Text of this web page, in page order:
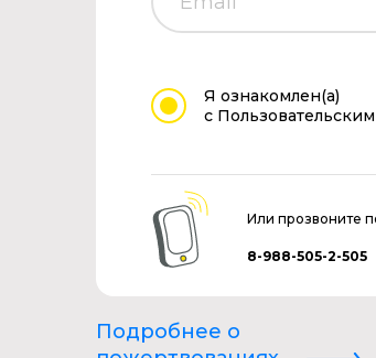
Я ознакомлен(а)
с
Или прозвоните
8-988-505-2-505
Подробнее о